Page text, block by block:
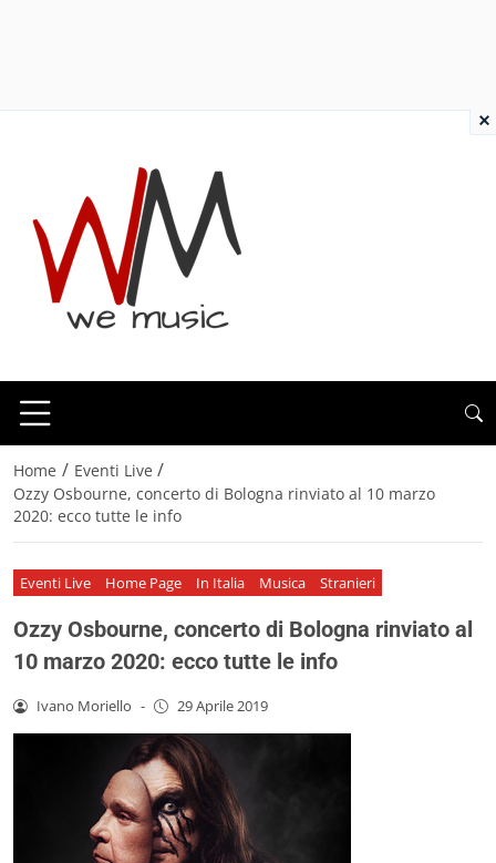
Home / Eventi Live /
Ozzy Osbourne, concerto di Bologna rinviato al 10 marzo
2020: ecco tutte le info
Eventi Live Home Page In Italia Musica Stranieri
Ozzy Osbourne, concerto di Bologna rinviato al
10 marzo 2020: ecco tutte le info
Ivano Moriello - 29 Aprile 2019
×